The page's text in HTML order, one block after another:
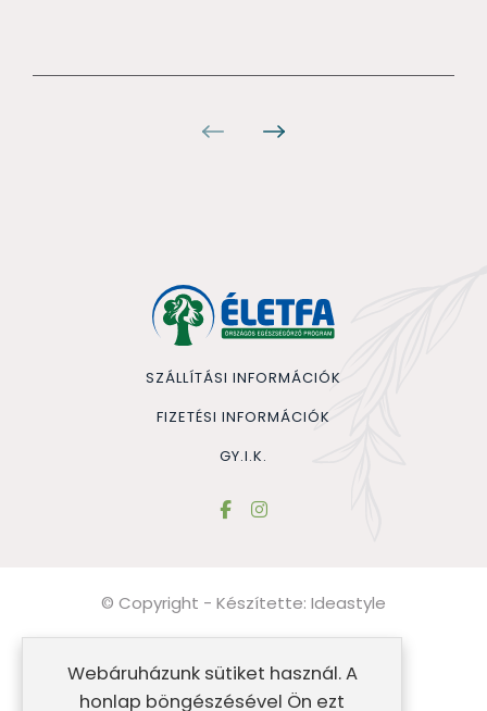
SZÁLLÍTÁSI INFORMÁCIÓK
FIZETÉSI INFORMÁCIÓK
GY.I.K.
© Copyright - Készítette: Ideastyle
Általános szerződési feltételek
Impresszum
Webáruházunk sütiket használ. A
honlap böngészésével Ön ezt